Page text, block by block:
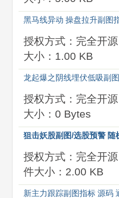
黑马线异动 操盘拉升副图
授权方式：完全开源
大小：1.00 KB
龙起爆之阴线埋伏低吸副
授权方式：完全开源
大小：0 Bytes
狙击妖股副图/选股预警
授权方式：完全开源
件大小：2.00 KB
新主力跟踪副图指标 源码